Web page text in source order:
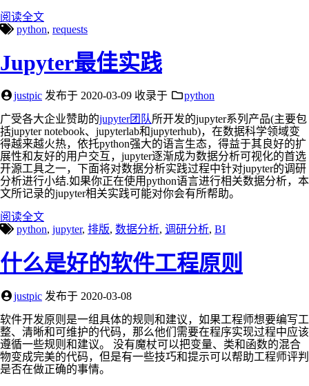
阅读全文
python, requests
Jupyter最佳实践
justpic 发布于 2020-03-09 收录于
python
广受各大企业赞助的jupyter团队所开发的jupyter系列产品(主要包
括jupyter notebook、jupyterlab和jupyterhub)，在数据科学领域变
得越来越火热，依托python强大的语言生态，得益于其良好的扩
展性和友好的用户交互，jupyter逐渐成为数据分析可视化的首选
开源工具之一，下面将对数据分析实践过程中针对jupyter的调研
分析进行小结.如果你正在使用python语言进行相关数据分析，本
文所记录的jupyter相关实践可能对你会有所帮助。
阅读全文
python, jupyter, 排版, 数据分析, 调研分析, BI
什么是好的软件工程原则
justpic 发布于 2020-03-08
软件开发原则是一组具体的规则和建议，如果工程师想要编写工
整、清晰和可维护的代码，那么他们需要在程序实现过程中应该
遵循一些规则和建议。 没有魔杖可以把变量、类和函数的混合
物变成完美的代码，但是有一些技巧和提示可以帮助工程师评判
是否在做正确的事情。